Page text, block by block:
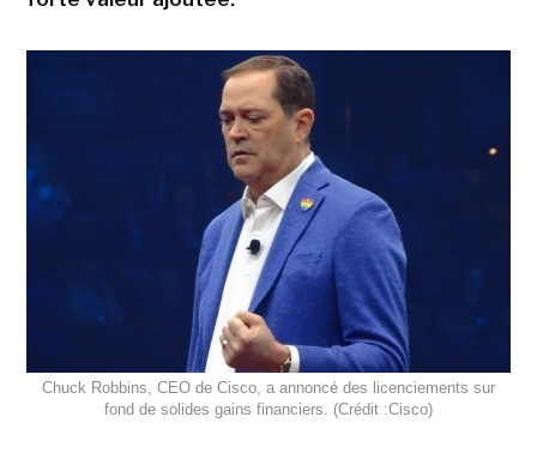
Chuck Robbins, CEO de Cisco, a annoncé des licenciements sur
fond de solides gains financiers. (Crédit :Cisco)